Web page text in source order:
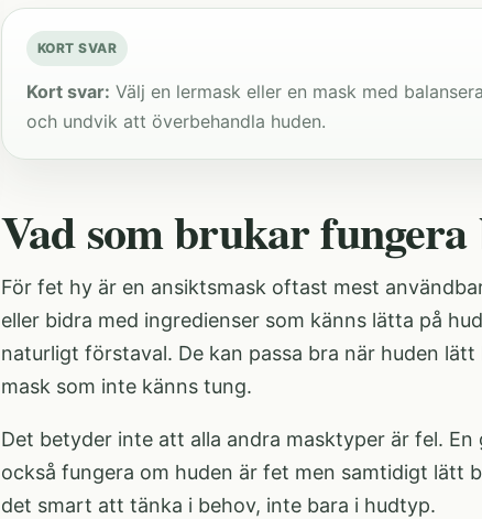
KORT SVAR
Kort svar: Välj en lermask eller en mask med
och undvik att överbehandla huden.
Vad som brukar
För fet hy är en ansiktsmask oftast mest
eller bidra med ingredienser som känns lätta på
naturligt förstaval. De kan passa bra när huden
mask som inte känns tung.
Det betyder inte att alla andra masktyper är fel.
också fungera om huden är fet men samtidigt lätt
det smart att tänka i behov, inte bara i hudtyp.